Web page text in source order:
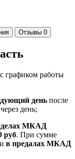
Отзывы 0
графиком работы
день после
через день;
МКАД
руб. При сумме
в предалах МКАД